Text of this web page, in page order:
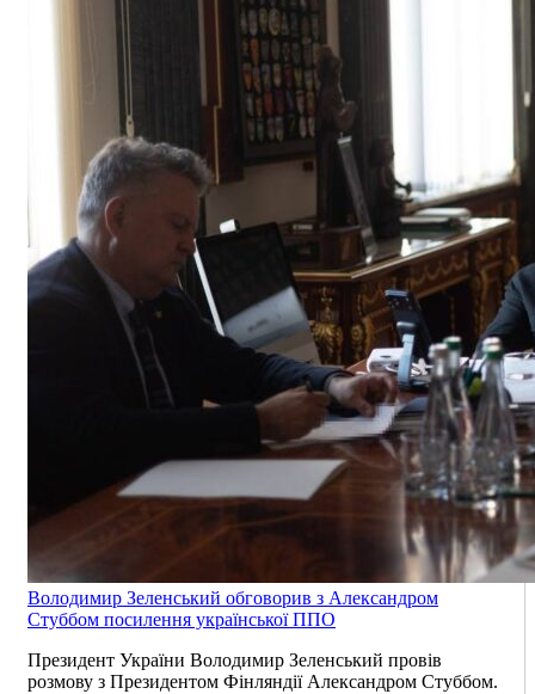
Володимир Зеленський обговорив з Александром
Стуббом посилення української ППО
Президент України Володимир Зеленський провів
розмову з Президентом Фінляндії Александром Стуббом.